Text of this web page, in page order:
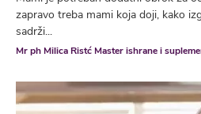
zapravo treba mami koja doji, kako
sadrži...
Mr ph Milica Ristć Master ishrane i